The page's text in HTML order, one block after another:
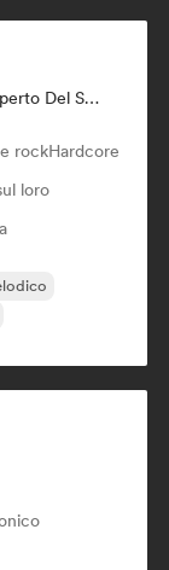
Etichetta, Manager, Mentore, Esperto Del Suono
rockHardcore
loro